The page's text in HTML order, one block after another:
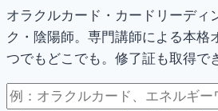
オラクルカード・カードリーディ
ク・陰陽師。専門講師による本格
つでもどこでも。修了証も取得で